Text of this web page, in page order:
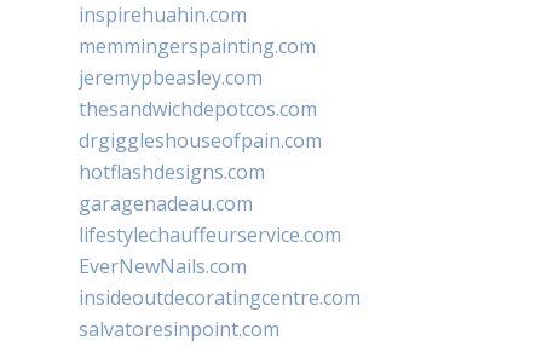
inspirehuahin.com
memmingerspainting.com
jeremypbeasley.com
thesandwichdepotcos.com
drgiggleshouseofpain.com
hotflashdesigns.com
garagenadeau.com
lifestylechauffeurservice.com
EverNewNails.com
insideoutdecoratingcentre.com
salvatoresinpoint.com